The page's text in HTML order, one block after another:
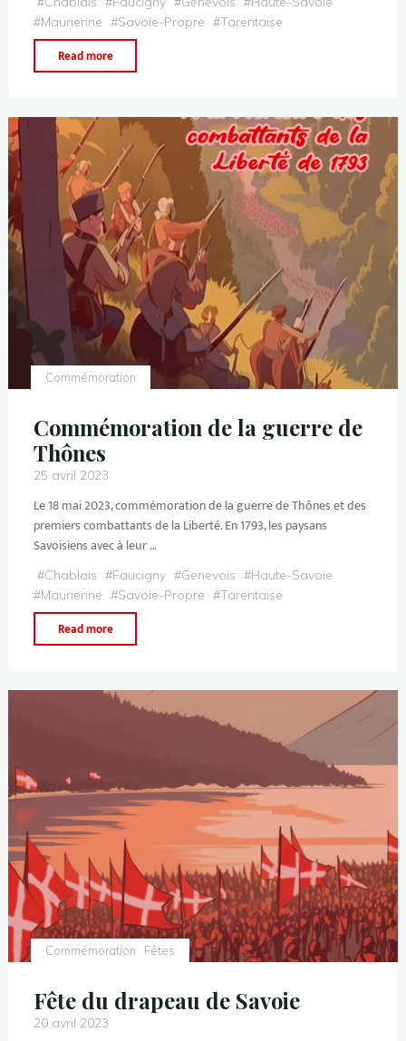
#Maurienne #Savoie-Propre #Tarentaise
Read more
Commémoration
Commémoration de la guerre de
Thônes
25 avril 2023
Le 18 mai 2023, commémoration de la guerre de Thônes et des
premiers combattants de la Liberté. En 1793, les paysans
Savoisiens avec à leur …
#Chablais #Faucigny #Genevois #Haute-Savoie
#Maurienne #Savoie-Propre #Tarentaise
Read more
Commémoration Fêtes
Fête du drapeau de Savoie
20 avril 2023